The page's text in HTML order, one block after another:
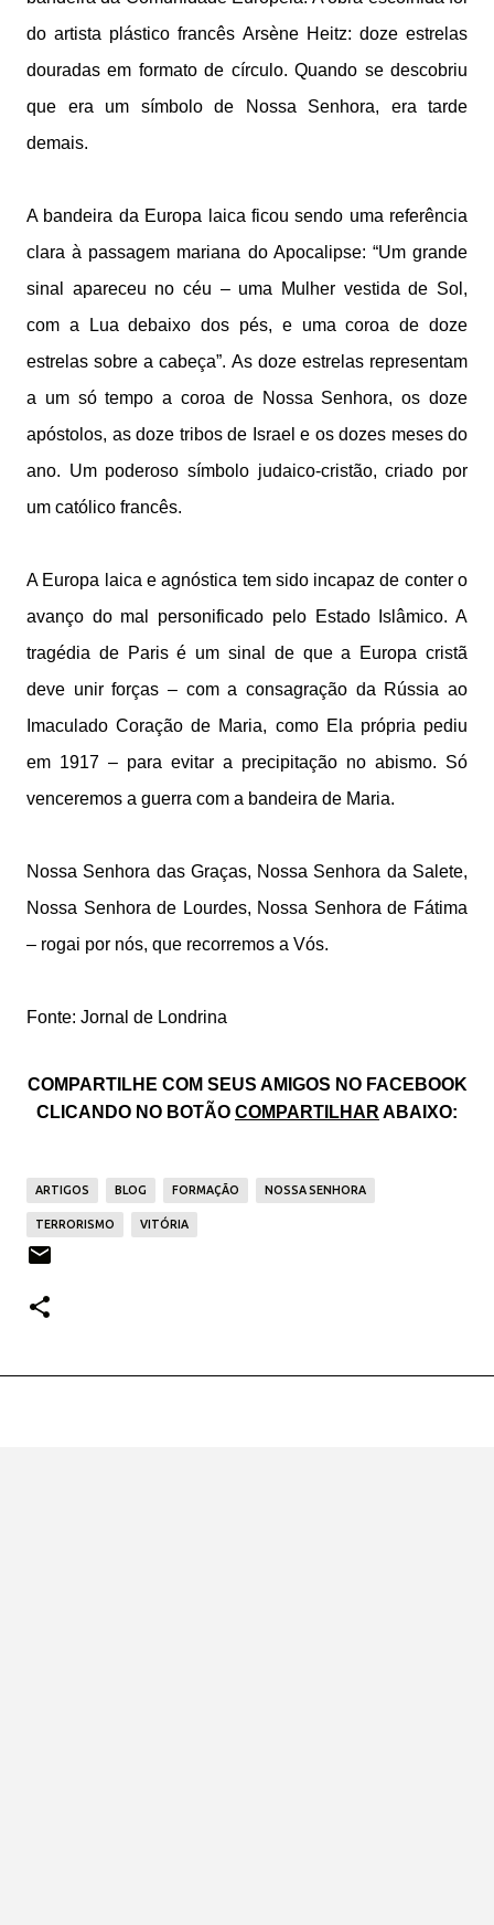
do artista plástico francês Arsène Heitz: doze estrelas
douradas em formato de círculo. Quando se descobriu
que era um símbolo de Nossa Senhora, era tarde
demais.
A bandeira da Europa laica ficou sendo uma referência
clara à passagem mariana do Apocalipse: “Um grande
sinal apareceu no céu – uma Mulher vestida de Sol,
com a Lua debaixo dos pés, e uma coroa de doze
estrelas sobre a cabeça”. As doze estrelas representam
a um só tempo a coroa de Nossa Senhora, os doze
apóstolos, as doze tribos de Israel e os dozes meses do
ano. Um poderoso símbolo judaico-cristão, criado por
um católico francês.
A Europa laica e agnóstica tem sido incapaz de conter o
avanço do mal personificado pelo Estado Islâmico. A
tragédia de Paris é um sinal de que a Europa cristã
deve unir forças – com a consagração da Rússia ao
Imaculado Coração de Maria, como Ela própria pediu
em 1917 – para evitar a precipitação no abismo. Só
venceremos a guerra com a bandeira de Maria.
Nossa Senhora das Graças, Nossa Senhora da Salete,
Nossa Senhora de Lourdes, Nossa Senhora de Fátima
– rogai por nós, que recorremos a Vós.
Fonte: Jornal de Londrina
COMPARTILHE COM SEUS AMIGOS NO FACEBOOK
CLICANDO NO BOTÃO COMPARTILHAR ABAIXO:
ARTIGOS BLOG FORMAÇÃO NOSSA SENHORA
TERRORISMO VITÓRIA